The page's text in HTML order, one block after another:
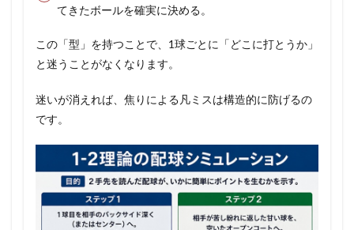
てきたボールを確実に決める。
この「型」を持つことで、1球ごとに「どこに打とうか」
と迷うことがなくなります。
迷いが消えれば、焦りによる凡ミスは構造的に防げるの
です。